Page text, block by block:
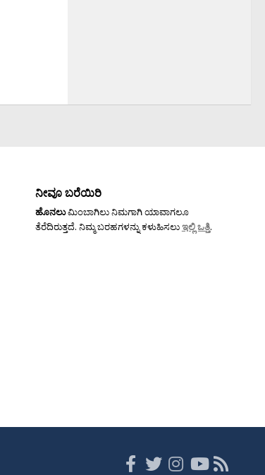
ನೀವೂ ಬರೆಯಿರಿ
ಹೊನಲುಮಿಂಬಾಗಿಲು ನಿಮಗಾಗಿ ಯಾವಾಗಲೂ
ತೆರೆದಿರುತ್ತದೆ. ನಿಮ್ಮ ಬರಹಗಳನ್ನು ಕಳುಹಿಸಲುಇಲ್ಲಿ ಒತ್ತಿ.